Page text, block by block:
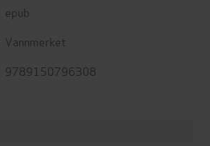
epub
Vannmerket
9789150796308